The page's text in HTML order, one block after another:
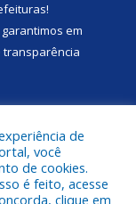
!
em
transparência
de
você
de cookies.
é feito, acesse
clique em